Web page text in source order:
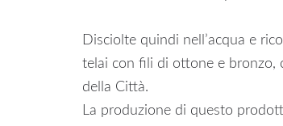
Disciolte quindi nell’acqua e
telai con fili di ottone e bronzo,
della Città.
La produzione di questo